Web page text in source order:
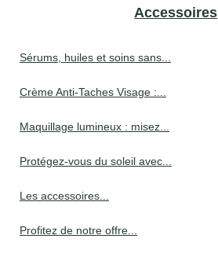
Accessoires
Sérums, huiles et soins sans...
Crème Anti-Taches Visage :...
Maquillage lumineux : misez...
Protégez-vous du soleil avec...
Les accessoires...
Profitez de notre offre...